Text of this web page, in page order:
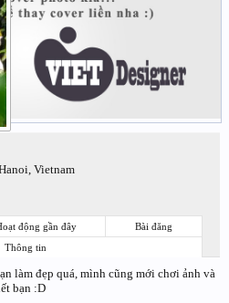
Vietnam
động gần đây
Bài đăng
Thông tin
làm đẹp quá, mình cũng mới chơi ảnh và
bạn :D